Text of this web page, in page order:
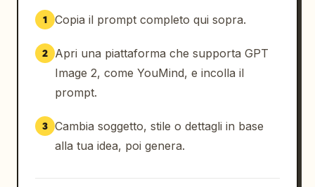
1 Copia il prompt completo qui sopra.
2
Apri una piattaforma che supporta GPT
Image 2, come YouMind, e incolla il
prompt.
3 Cambia soggetto, stile o dettagli in base
alla tua idea, poi genera.